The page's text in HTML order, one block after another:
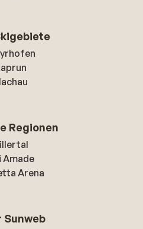
Regionen
Amade
Arena
Sunweb